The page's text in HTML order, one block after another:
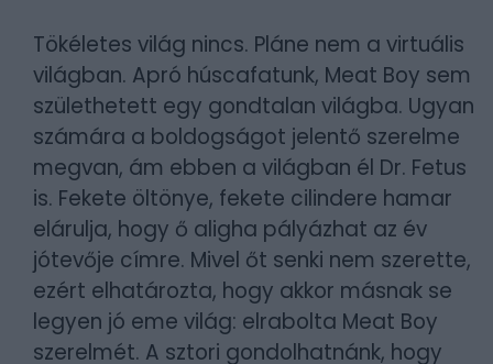
Tökéletes világ nincs. Pláne nem a virtuális
világban. Apró húscafatunk, Meat Boy sem
születhetett egy gondtalan világba. Ugyan
számára a boldogságot jelentő szerelme
megvan, ám ebben a világban él Dr. Fetus
is. Fekete öltönye, fekete cilindere hamar
elárulja, hogy ő aligha pályázhat az év
jótevője címre. Mivel őt senki nem szerette,
ezért elhatározta, hogy akkor másnak se
legyen jó eme világ: elrabolta Meat Boy
szerelmét. A sztori gondolhatnánk, hogy